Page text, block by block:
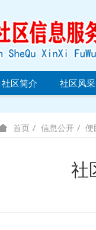
社区简介 社区风采
首页 信息公开 便
社